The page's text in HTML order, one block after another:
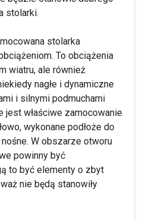
stolarki.
stolarka
To obciążenia
wiatru, ale również
nagłe i dynamiczne
i silnymi podmuchami
jest właściwe zamocowanie
wykonane podłoże do
W obszarze otworu
powinny być
to być elementy o zbyt
nie będą stanowiły